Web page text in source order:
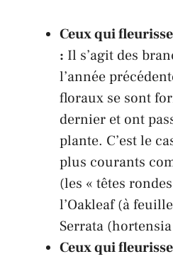
Ceux qui
: Il s’agit des
l’année
floraux se sont
dernier et ont
plante. C’est le
plus courants
(les « têtes
l’Oakleaf(à
Serrata
Ceux qui